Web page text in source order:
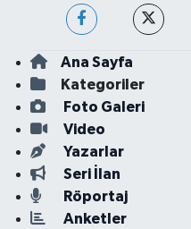
Ana Sayfa
Kategoriler
Foto Galeri
Video
Yazarlar
Seri İlan
Röportaj
Anketler